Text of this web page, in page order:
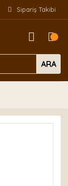
Sipariş Takibi
ARA